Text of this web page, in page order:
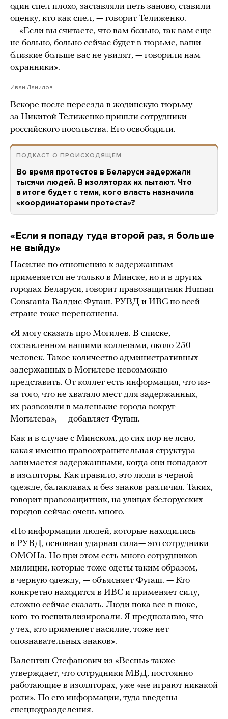
один спел плохо, заставляли петь заново, ставили
оценку, кто как спел, — говорит Телиженко.
— «Если вы считаете, что вам больно, так вам еще
не больно, больно сейчас будет в тюрьме, ваши
близкие больше вас не увидят, — говорили нам
охранники».
Иван Данилов
Вскоре после переезда в жодинскую тюрьму
за Никитой Телиженко пришли сотрудники
российского посольства. Его освободили.
ПОДКАСТ О ПРОИСХОДЯЩЕМ
Во время протестов в Беларуси задержали
тысячи людей. В изоляторах их пытают. Что
в итоге будет с теми, кого власть назначила
«координаторами протеста»?
«Если я попаду туда второй раз, я больше
не выйду»
Насилие по отношению к задержанным
применяется не только в Минске, но и в других
городах Беларуси, говорит правозащитник Human
Constanta Валдис Фугаш. РУВД и ИВС по всей
стране тоже переполнены.
«Я могу сказать про Могилев. В списке,
составленном нашими коллегами, около 250
человек. Такое количество административных
задержанных в Могилеве невозможно
представить. От коллег есть информация, что из-
за того, что не хватало мест для задержанных,
их развозили в маленькие города вокруг
Могилева», — добавляет Фугаш.
Как и в случае с Минском, до сих пор не ясно,
какая именно правоохранительная структура
занимается задержанными, когда они попадают
в изоляторы. Как правило, это люди в черной
одежде, балаклавах и без знаков различия. Таких,
говорит правозащитник, на улицах белорусских
городов сейчас очень много.
«По информации людей, которые находились
в РУВД, основная ударная сила— это сотрудники
ОМОНа. Но при этом есть много сотрудников
милиции, которые тоже одеты таким образом,
в черную одежду, — объясняет Фугаш. — Кто
конкретно находится в ИВС и применяет силу,
сложно сейчас сказать. Люди пока все в шоке,
кого-то госпитализировали. Я предполагаю, что
у тех, кто применяет насилие, тоже нет
опознавательных знаков».
Валентин Стефанович из «Весны» также
утверждает, что сотрудники МВД, постоянно
работающие в изоляторах, уже «не играют никакой
роли». По его информации, туда введены
спецподразделения.